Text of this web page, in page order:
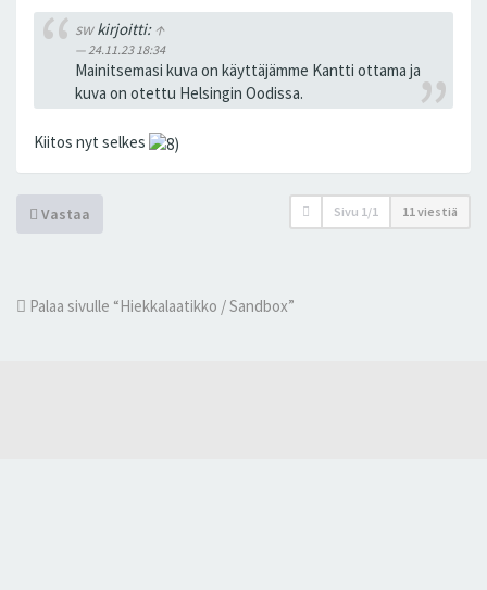
swkirjoitti: ↑
24.11.23 18:34
Mainitsemasi kuva on käyttäjämme Kantti ottama ja
kuva on otettu Helsingin Oodissa.
Kiitos nyt selkes
Vastaa Sivu 1 /1 11 viestiä
Palaa sivulle “Hiekkalaatikko / Sandbox”